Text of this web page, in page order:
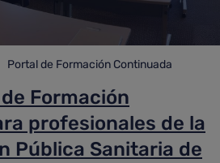
opciones del camino de migas
de Formación Continuada
Portal de Formación Continuada
Formación
profesionales de la
Pública Sanitaria de